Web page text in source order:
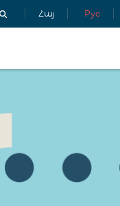
Հայ Рус